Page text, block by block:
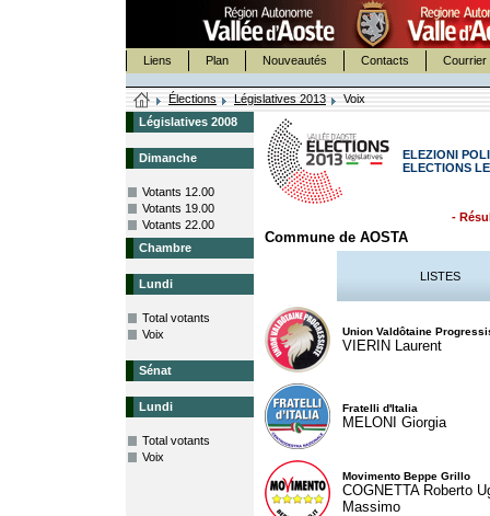
Liens Plan Nouveautés Contacts Courrier
Élections Législatives 2013
Voix
Législatives 2008
Dimanche
Votants 12.00
Votants 19.00
Votants 22.00
Chambre
Lundi
Total votants
Voix
Sénat
Lundi
Total votants
Voix
ELEZIONI
ELECTIONS
-
Commune de AOSTA
LISTES
Union Valdôtaine
VIERIN Laurent
Fratelli d'Italia
MELONI Giorgia
Movimento Beppe Grillo
COGNETTA Roberto
Massimo